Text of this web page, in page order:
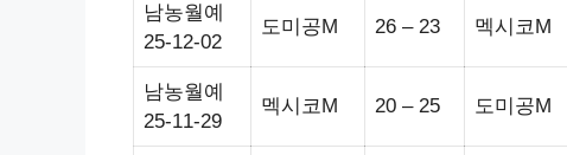
남농월예
25-12-02
도미공M 26 – 23 멕시코M
남농월예
25-11-29
멕시코M 20 – 25 도미공M